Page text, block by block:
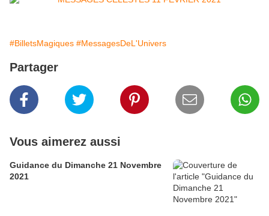
#BilletsMagiques #MessagesDeL'Univers
Partager
Vous aimerez aussi
Guidance du Dimanche 21 Novembre
2021